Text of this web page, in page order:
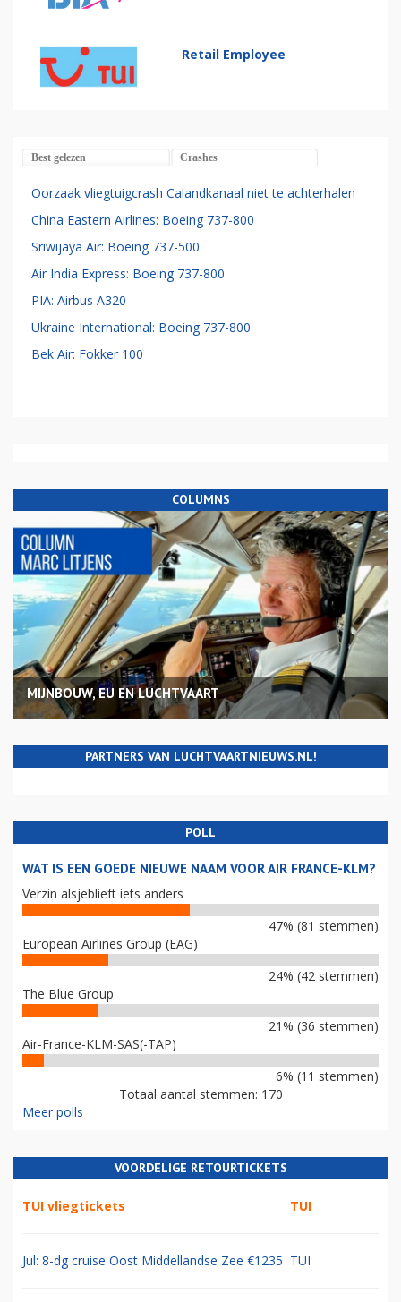
Retail Employee
Best gelezen Crashes
Oorzaak vliegtuigcrash Calandkanaal niet te achterhalen
China Eastern Airlines: Boeing 737-800
Sriwijaya Air: Boeing 737-500
Air India Express: Boeing 737-800
PIA: Airbus A320
Ukraine International: Boeing 737-800
Bek Air: Fokker 100
COLUMNS
MIJNBOUW, EU EN LUCHTVAART
PARTNERS VAN LUCHTVAARTNIEUWS.NL!
POLL
WAT IS EEN GOEDE NIEUWE NAAM VOOR AIR FRANCE-KLM?
Verzin alsjeblieft iets anders
47% (81 stemmen)
European Airlines Group (EAG)
24% (42 stemmen)
The Blue Group
21% (36 stemmen)
Air-France-KLM-SAS(-TAP)
6% (11 stemmen)
Totaal aantal stemmen: 170
Meer polls
VOORDELIGE RETOURTICKETS
TUI vliegtickets TUI
Jul: 8-dg cruise Oost Middellandse Zee €1235 TUI